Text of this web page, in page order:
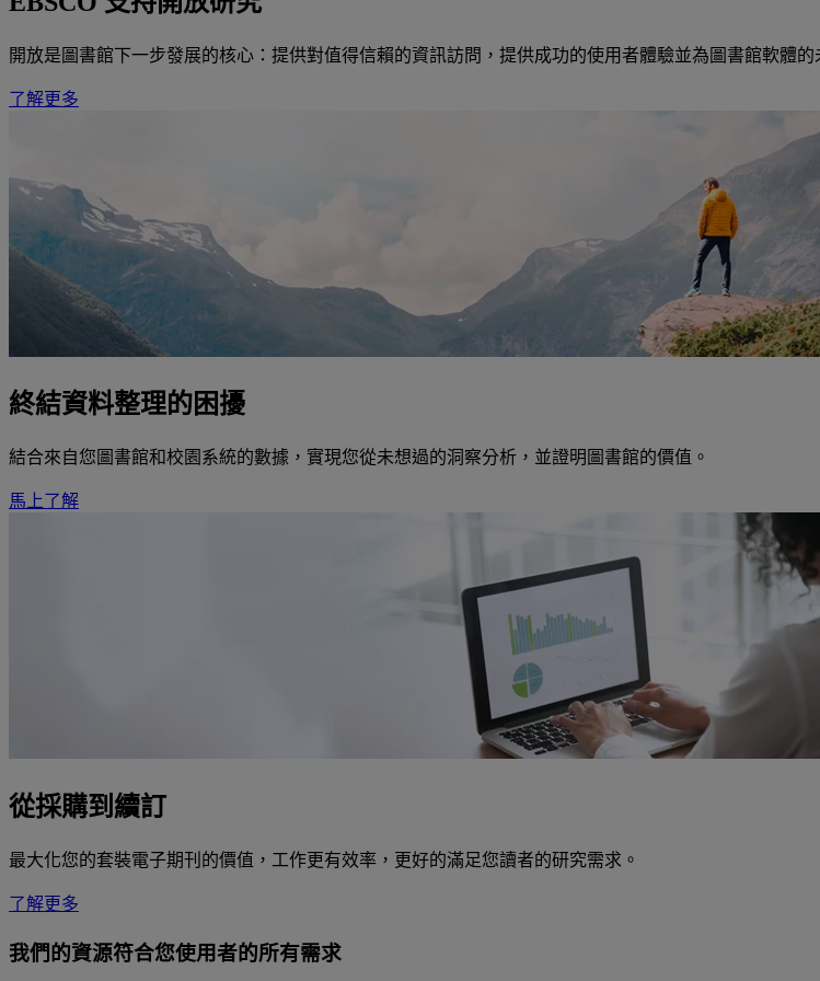
開放是圖書館下一步發展的核心：提供對值得信賴的資訊訪問，提供成功的使用者體驗並為圖書館軟體
了解更多
終結資料整理的困擾
結合來自您圖書館和校園系統的數據，實現您從未想過的洞察分析，並證明圖書館的價值。
馬上了解
從採購到續訂
最大化您的套裝電子期刊的價值，工作更有效率，更好的滿足您讀者的研究需求。
了解更多
我們的資源符合您使用者的所有需求